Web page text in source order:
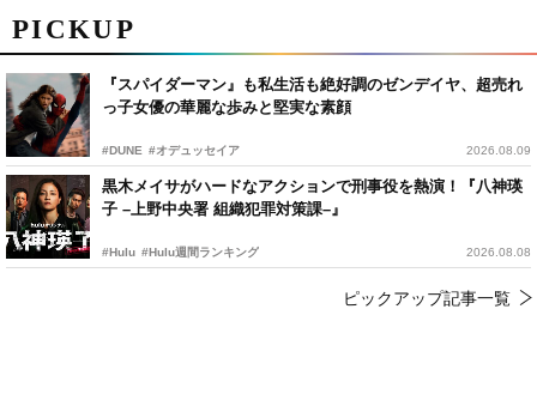
PICKUP
『スパイダーマン』も私生活も絶好調のゼンデイヤ、超売れ
っ子女優の華麗な歩みと堅実な素顔
#DUNE #オデュッセイア 2026.08.09
黒木メイサがハードなアクションで刑事役を熱演！『八神瑛
子 –上野中央署 組織犯罪対策課–』
#Hulu #Hulu週間ランキング 2026.08.08
ピックアップ記事一覧